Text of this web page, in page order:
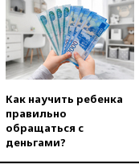
Как научить ребенка
правильно
обращаться с
деньгами?